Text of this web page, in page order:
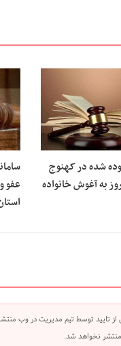
شده در کهنوج
از ۴۵ روز به آغوش خانواده
عفو
تایید توسط تیم مدیریت در وب
منتشر نخواهد شد.